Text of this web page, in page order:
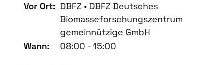
Vor Ort: DBFZ • DBFZ Deutsches
Biomasseforschungszentrum
gemeinnützige GmbH
Wann:
08:00 - 15:00